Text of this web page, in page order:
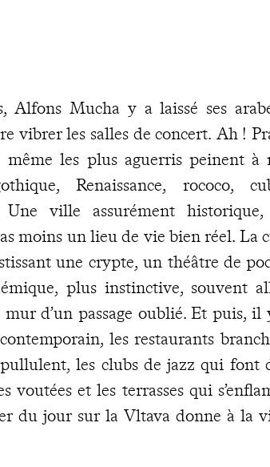
Alfons Mucha y a laissé ses
vibrer les salles de concert. Ah !
les plus aguerris peinent à
Renaissance, rococo,
Une ville assurément historique,
moins un lieu de vie bien réel. La
une crypte, un théâtre de
plus instinctive, souvent
mur d’un passage oublié. Et puis, il
les restaurants
les clubs de jazz qui font
voutées et les terrasses qui
du jour sur la Vltava donne à la